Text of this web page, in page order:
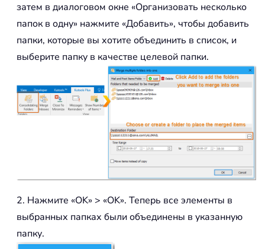
затем в диалоговом окне «Организовать несколько
папок в одну» нажмите «Добавить», чтобы добавить
папки, которые вы хотите объединить в список, и
выберите папку в качестве целевой папки.
2. Нажмите «OK» > «OK». Теперь все элементы в
выбранных папках были объединены в указанную
папку.